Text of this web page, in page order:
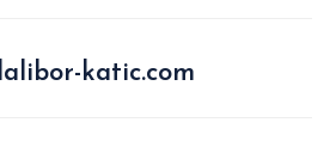
katic.com